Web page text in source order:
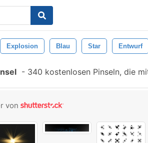
Explosion Blau Star Entwurf
- 340 kostenlosen Pinseln, die
von